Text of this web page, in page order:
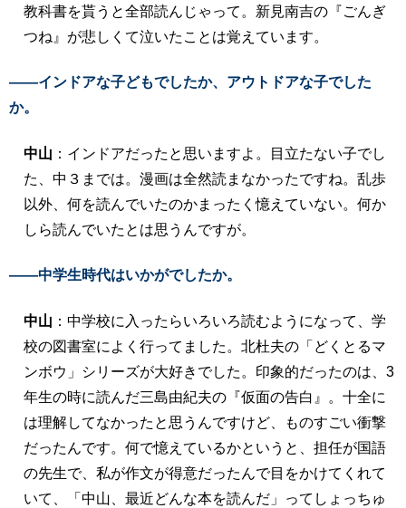
教科書を貰うと全部読んじゃって。新見南吉の『ごんぎ
つね』が悲しくて泣いたことは覚えています。
――インドアな子どもでしたか、アウトドアな子でした
か。
中山 ：インドアだったと思いますよ。目立たない子でし
た、中３までは。漫画は全然読まなかったですね。乱歩
以外、何を読んでいたのかまったく憶えていない。何か
しら読んでいたとは思うんですが。
――中学生時代はいかがでしたか。
中山 ：中学校に入ったらいろいろ読むようになって、学
校の図書室によく行ってました。北杜夫の「どくとるマ
ンボウ」シリーズが大好きでした。印象的だったのは、3
年生の時に読んだ三島由紀夫の『仮面の告白』。十全に
は理解してなかったと思うんですけど、ものすごい衝撃
だったんです。何で憶えているかというと、担任が国語
の先生で、私が作文が得意だったんで目をかけてくれて
いて、「中山、最近どんな本を読んだ」ってしょっちゅ